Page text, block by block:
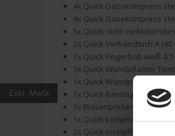
Exkl. MwSt.
4x Quick Gazekompress
4x Quick Gazekompress
5x Quick nicht
2x Quick Verbandtuch A (40
1x Quick Fingerbob weiß à
1x Quick Wundpflaster
1x Quick Wundpflaster
1x Quick Bandage
1x Blasenpricker à 5 Stück
1x Quick komprimierte
2x Quick Inselpflaster 5 x 7